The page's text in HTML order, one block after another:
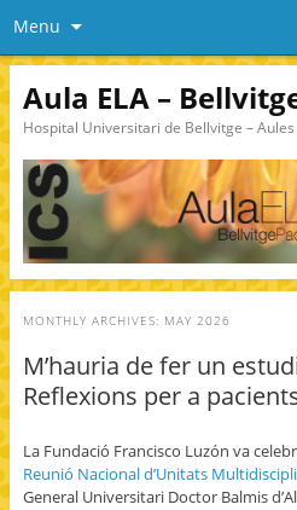
Menu
Aula ELA –
Hospital Universitari de Bellvitge –
MONTHLY ARCHIVES: MAY 2026
M’hauria de fer un
Reflexions per a
La Fundació Francisco Luzón va
Reunió Nacional d’Unitats
General Universitari Doctor Balmis